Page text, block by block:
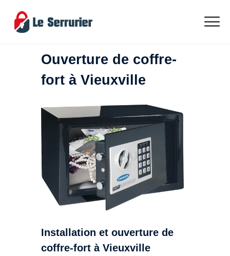
Ouverture de coffre-
fort à Vieuxville
Installation et ouverture de
coffre-fort à Vieuxville